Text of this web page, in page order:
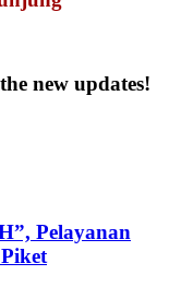
new updates!
Pelayanan